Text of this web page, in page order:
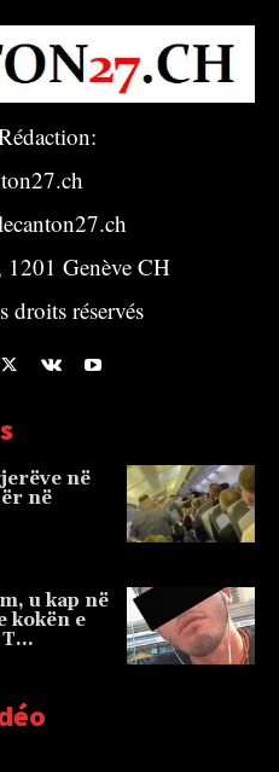
Genève CH
réservés
në
në
u kap në
kokën e
T…